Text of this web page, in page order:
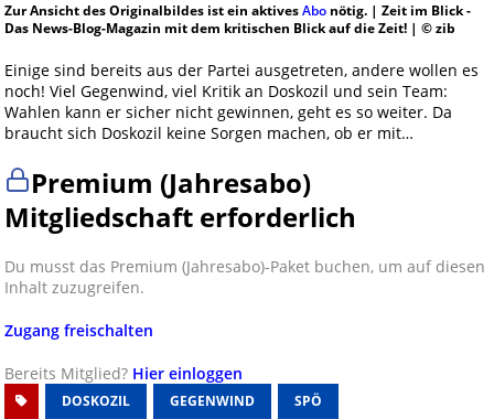
Zur Ansicht des Originalbildes ist ein aktivesAbonötig. | Zeit im Blick -
Das News-Blog-Magazin mit dem kritischen Blick auf die Zeit! | © zib
Einige sind bereits aus der Partei ausgetreten, andere wollen es
noch! Viel Gegenwind, viel Kritik an Doskozil und sein Team:
Wahlen kann er sicher nicht gewinnen, geht es so weiter. Da
braucht sich Doskozil keine Sorgen machen, ob er mit…
Premium (Jahresabo)
Mitgliedschaft erforderlich
Du musst das Premium (Jahresabo)-Paket buchen, um auf diesen
Inhalt zuzugreifen.
Zugang freischalten
Bereits Mitglied? Hier einloggen
DOSKOZIL GEGENWIND SPÖ